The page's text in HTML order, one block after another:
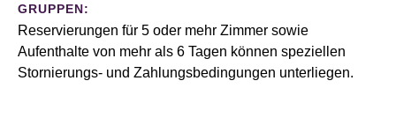
GRUPPEN:
Reservierungen für 5 oder mehr Zimmer sowie
Aufenthalte von mehr als 6 Tagen können speziellen
Stornierungs- und Zahlungsbedingungen unterliegen.